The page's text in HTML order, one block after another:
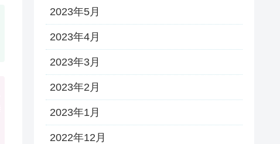
2023年5月
2023年4月
2023年3月
2023年2月
2023年1月
2022年12月